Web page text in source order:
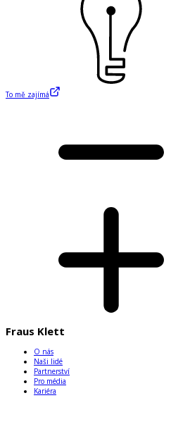
To mě zajímá
Fraus Klett
O nás
Naši lidé
Partnerství
Pro média
Kariéra